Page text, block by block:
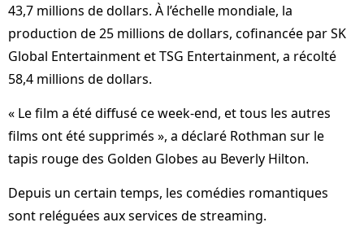
43,7 millions de dollars. À l’échelle mondiale, la
production de 25 millions de dollars, cofinancée par SK
Global Entertainment et TSG Entertainment, a récolté
58,4 millions de dollars.
« Le film a été diffusé ce week-end, et tous les autres
films ont été supprimés », a déclaré Rothman sur le
tapis rouge des Golden Globes au Beverly Hilton.
Depuis un certain temps, les comédies romantiques
sont reléguées aux services de streaming.